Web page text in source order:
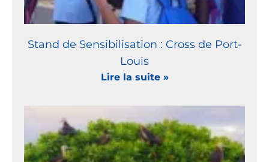
Stand de Sensibilisation : Cross de Port-
Louis
Lire la suite »